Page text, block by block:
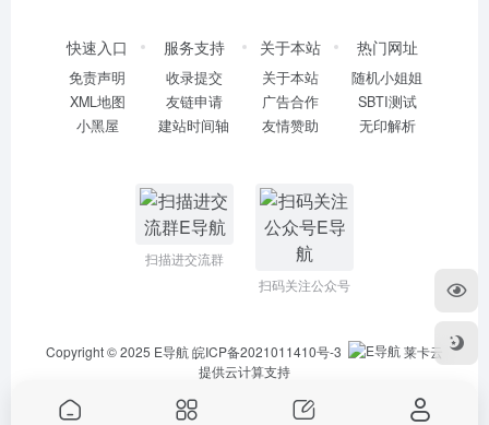
快速入口
免责声明
XML地图
小黑屋
服务支持
收录提交
友链申请
建站时间轴
关于本站
关于本站
广告合作
友情赞助
热门网址
随机小姐姐
SBTI测试
无印解析
扫描进交流群
扫码关注公众号
Copyright © 2025 E导航皖ICP备2021011410号-3
莱卡云
提供云计算支持